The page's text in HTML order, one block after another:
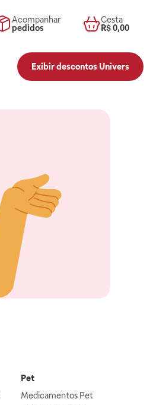
Acompanhar
pedidos
Cesta
R$ 0,00
Exibir descontos Univers
Pet
Medicamentos Pet